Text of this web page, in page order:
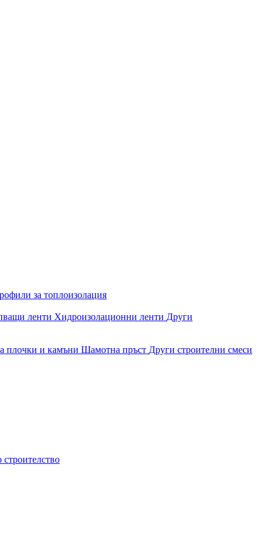
за топлоизолация
ленти Хидроизолационни ленти Други
плочки и камъни Шамотна пръст Други строителни смеси
строителство